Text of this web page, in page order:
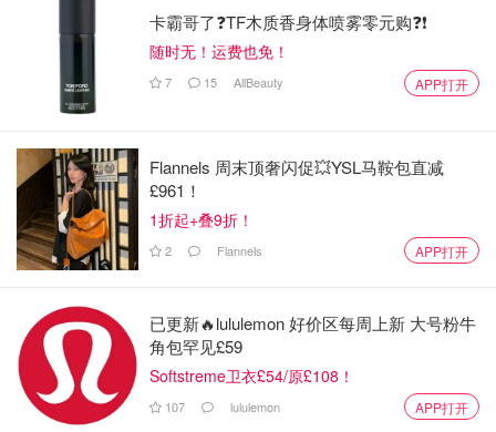
卡霸哥了❓TF木质香身体喷雾零元购❓❗
随时无！运费也免！
7 15 AllBeauty APP打开
Flannels 周末顶奢闪促💥YSL马鞍包直减
£961！
1折起+叠9折！
2 Flannels APP打开
已更新🔥lululemon 好价区每周上新 大号粉牛
角包罕见£59
Softstreme卫衣£54/原£108！
107 lululemon APP打开